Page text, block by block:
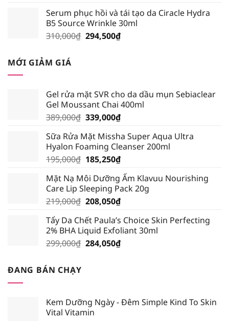
là:
195,000₫.
tại
là:
185,250₫.
Serum phục hồi và tái tạo da Ciracle Hydra
B5 Source Wrinkle 30ml
310,000₫ Giá
294,500₫Giá
MỚI GIẢM GIÁ
Gel rửa mặt SVR cho da dầu mụn Sebiaclear
Gel Moussant Chai 400ml
389,000₫ Giá
là:
389,000₫.
339,000₫Giá
tại
là:
339,000₫.
Sữa Rửa Mặt Missha Super Aqua Ultra
Hyalon Foaming Cleanser 200ml
195,000₫ Giá
là:
195,000₫.
185,250₫Giá
tại
là:
185,250₫.
Mặt Nạ Môi Dưỡng Ẩm Klavuu Nourishing
Care Lip Sleeping Pack 20g
219,000₫ Giá
là:
219,000₫.
208,050₫Giá
tại
là:
208,050₫.
Tẩy Da Chết Paula’s Choice Skin Perfecting
2% BHA Liquid Exfoliant 30ml
299,000₫ Giá
284,050₫Giá
ĐANG BÁN CHẠY
Kem Dưỡng Ngày - Đêm Simple Kind To Skin
Vital Vitamin